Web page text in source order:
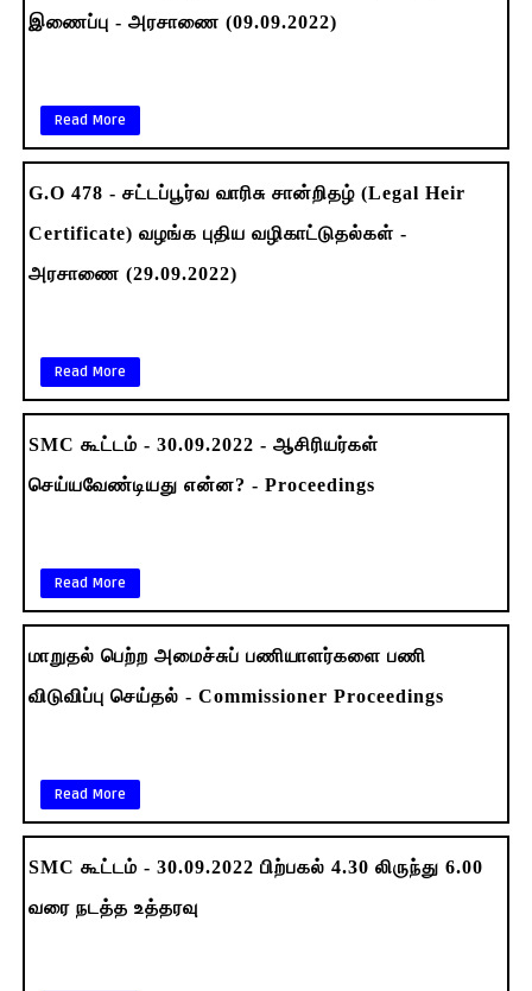
இணைப்பு - அரசாணை (09.09.2022)
Read More
G.O 478 - சட்டப்பூர்வ வாரிசு சான்றிதழ் (Legal Heir
Certificate) வழங்க புதிய வழிகாட்டுதல்கள் -
அரசாணை (29.09.2022)
Read More
SMC கூட்டம் - 30.09.2022 - ஆசிரியர்கள்
செய்யவேண்டியது என்ன? - Proceedings
Read More
மாறுதல் பெற்ற அமைச்சுப் பணியாளர்களை பணி
விடுவிப்பு செய்தல் - Commissioner Proceedings
Read More
SMC கூட்டம் - 30.09.2022 பிற்பகல் 4.30 லிருந்து 6.00
வரை நடத்த உத்தரவு